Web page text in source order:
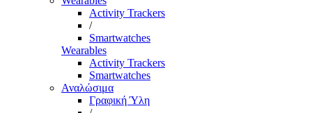
Activity Trackers
/
Smartwatches
Wearables
Activity Trackers
Smartwatches
Αναλώσιμα
Γραφική Ύλη